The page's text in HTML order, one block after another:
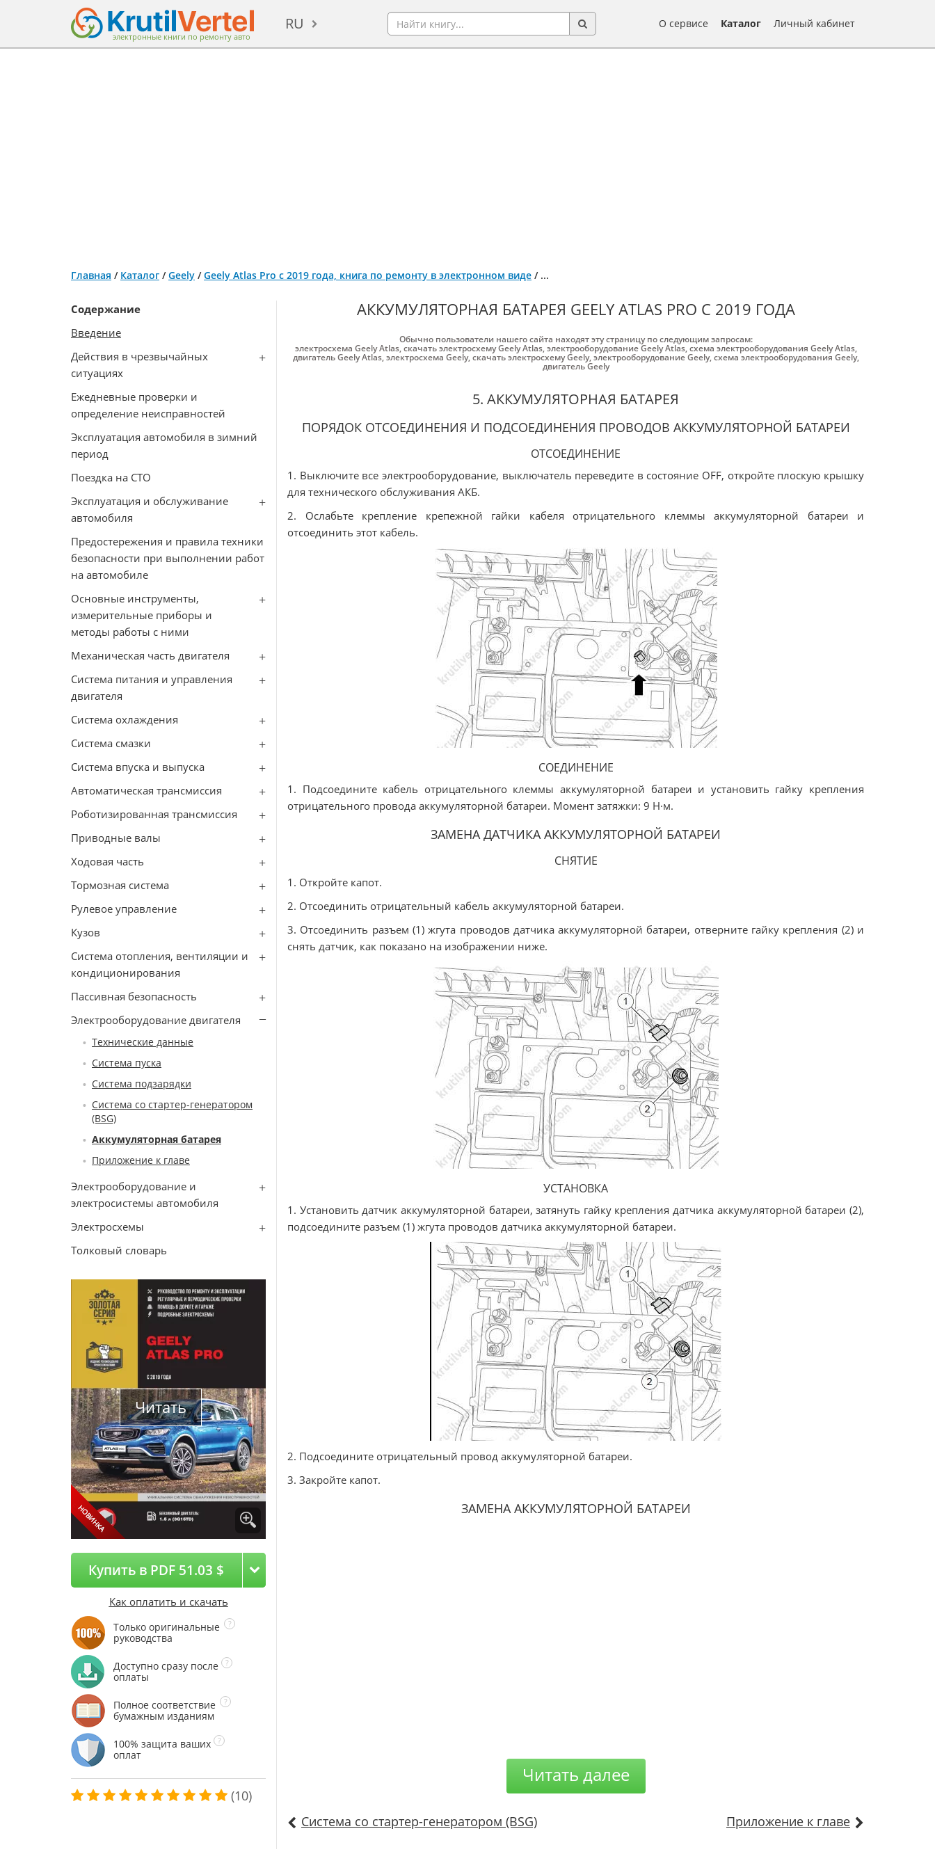
электронные книги по ремонту авто
RU О сервисе Каталог Личный кабинет
Главная / Каталог /Geely /Geely Atlas Pro с 2019 года, книга по ремонту в электронном виде / ...
Содержание
Введение
Действия в чрезвычайных
ситуациях
Ежедневные проверки и
определение неисправностей
Эксплуатация автомобиля в зимний
период
Поездка на СТО
Эксплуатация и обслуживание
автомобиля
Предостережения и правила техники
безопасности при выполнении работ
на автомобиле
Основные инструменты,
измерительные приборы и
методы работы с ними
Механическая часть двигателя
Система питания и управления
двигателя
Система охлаждения
Система смазки
Система впуска и выпуска
Автоматическая трансмиссия
Роботизированная трансмиссия
Приводные валы
Ходовая часть
Тормозная система
Рулевое управление
Кузов
Система отопления, вентиляции и
кондиционирования
Пассивная безопасность
Электрооборудование двигателя
Технические данные
Система пуска
Система подзарядки
Система со стартер-генератором
(BSG)
Аккумуляторная батарея
Приложение к главе
Электрооборудование и
электросистемы автомобиля
Электросхемы
Толковый словарь
Читать
Купить в PDF 51.03 $
Как оплатить и скачать
Только оригинальные
руководства
Доступно сразу после
оплаты
Полное соответствие
бумажным изданиям
100% защита ваших
оплат
(10)
АККУМУЛЯТОРНАЯ БАТАРЕЯ GEELY ATLAS PRO С 2019 ГОДА
Обычно пользователи нашего сайта находят эту страницу по следующим запросам:
электросхема Geely Atlas,скачать электросхему Geely Atlas,электрооборудование Geely Atlas,схема электрооборудования Geely Atlas,
двигатель Geely Atlas,электросхема Geely,скачать электросхему Geely,электрооборудование Geely,схема электрооборудования Geely,
двигатель Geely
5. АККУМУЛЯТОРНАЯ БАТАРЕЯ
ПОРЯДОК ОТСОЕДИНЕНИЯ И ПОДСОЕДИНЕНИЯ ПРОВОДОВ АККУМУЛЯТОРНОЙ БАТАРЕИ
ОТСОЕДИНЕНИЕ
1. Выключите все электрооборудование, выключатель переведите в состояние OFF, откройте плоскую крышку
для технического обслуживания АКБ.
2. Ослабьте крепление крепежной гайки кабеля отрицательного клеммы аккумуляторной батареи и
отсоединить этот кабель.
СОЕДИНЕНИЕ
1. Подсоедините кабель отрицательного клеммы аккумуляторной батареи и установить гайку крепления
отрицательного провода аккумуляторной батареи. Момент затяжки: 9 Н·м.
ЗАМЕНА ДАТЧИКА АККУМУЛЯТОРНОЙ БАТАРЕИ
СНЯТИЕ
1. Откройте капот.
2. Отсоединить отрицательный кабель аккумуляторной батареи.
3. Отсоединить разъем (1) жгута проводов датчика аккумуляторной батареи, отверните гайку крепления (2) и
снять датчик, как показано на изображении ниже.
УСТАНОВКА
1. Установить датчик аккумуляторной батареи, затянуть гайку крепления датчика аккумуляторной батареи (2),
подсоедините разъем (1) жгута проводов датчика аккумуляторной батареи.
2. Подсоедините отрицательный провод аккумуляторной батареи.
3. Закройте капот.
ЗАМЕНА АККУМУЛЯТОРНОЙ БАТАРЕИ
Читать далее
Система со стартер-генератором (BSG) Приложение к главе